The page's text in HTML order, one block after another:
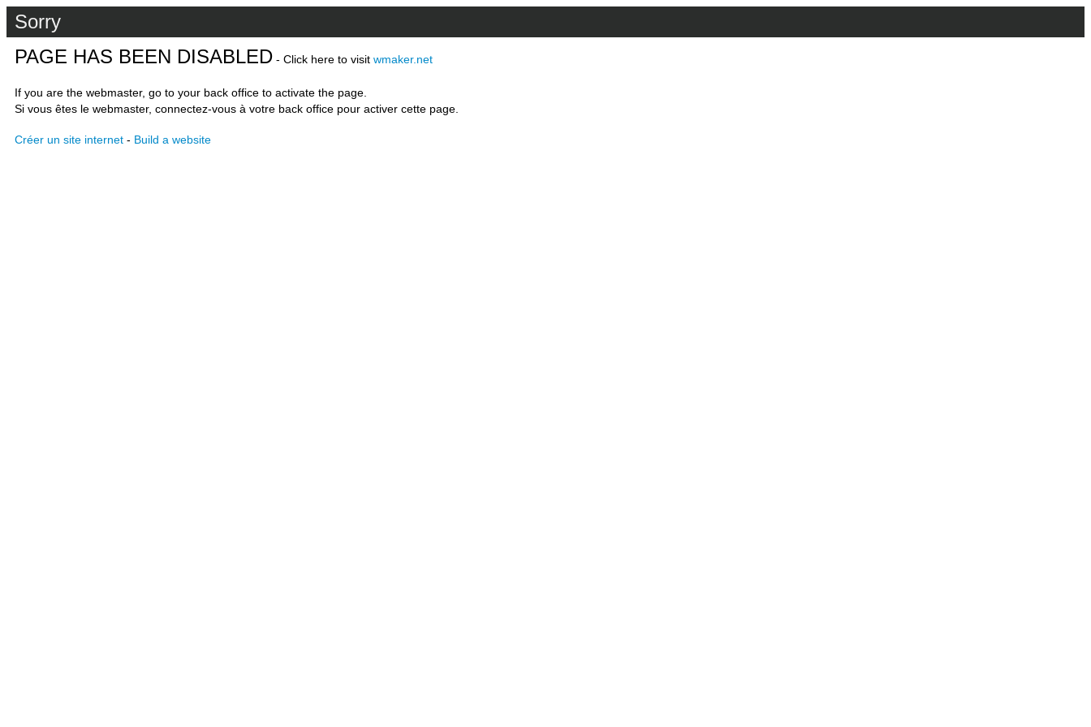
Sorry
PAGE HAS BEEN DISABLED - Click here to visit wmaker.net
If you are the webmaster, go to your back office to activate the page.
Si vous êtes le webmaster, connectez-vous à votre back office pour activer cette page.
Créer un site internet - Build a website